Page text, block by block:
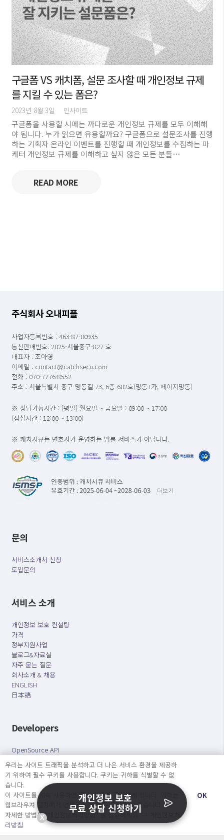
구글폼 VS 캐치폼, 설문 조사할 때 개인정보 규제
를 지킬 수 있는 폼은?
2023년 8월 3일 인사이트
구글폼을 사용할 시에는 까다로운 개인정보 규제를 모두 이해해
야 됩니다. 누가 읽으면 유용할까요? 구글폼으로 설문조사를 진행
하는 기획자 온라인 이벤트를 진행할 때 개인정보를 수집하는 마
케터 개인정보 규제를 이해하고 싶지 않은 모든 분들…
READ MORE
주식회사 오내피플
사업자등록번호 : 463-87-00935
통신판매번호: 2025-서울중구-827 호
대표자 : 조아영
이메일 : contact@catchsecu.com
전화 : 070-7776-8552
주소 : 서울특별시 중구 명동길 73, 6층 602호(명동1가, 페이지명동)
※ 상담가능시간 : [평일] 월요일 ~ 금요일 : 09:00 ~ 17:00
(점심시간 : 12:00 ~ 13:00)
※ 캐치시큐는 변호사가 운영하는 법률 서비스가 아닙니다.
문의
서비스소개서 신청
도입문의
서비스 소개
개인정보 보호 컨설팅
가격
정부지원사업
블로그&자료실
자주 묻는 질문
회사소개 & 채용
ENGLISH
日本語
Developers
OpenSource API
오늘보다 더 나은 내일을 만드는 사람들
개인정보처리방침
○ 개인정보보호 컴플라이언스를 선도하겠습니다.
○ 정보주체의 권리를 보장하겠습니다.
○ 기업의 개인정보보호를 위한 효율적 관리를 보장하겠습니다.
우리는 사이트 트래픽을 분석하고 더 나은 서비스 환경을 제공하
기 위하여 필수 쿠키를 사용합니다. 쿠키는 귀하를 식별할 수 없
습니다.
이 사이트를 계속 사용하면 쿠키 사용에 동의하게 됩니다. 귀하는
웹브라우져 설정에서 언제든지 쿠키를 삭제 할 수있습니다.
자세한 방법은 “개인정보처리방침” 을 참고하세요. →
리방침
OK
X
개인정보 보호
무료 상담 신청하기